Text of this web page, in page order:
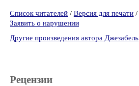
Список читателей / Версия для печати /
Заявить о нарушении
Другие произведения автора Джезабель
Рецензии